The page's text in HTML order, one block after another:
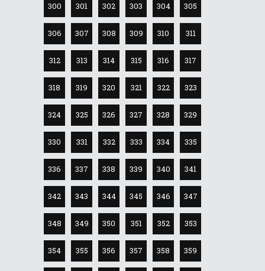
300 301 302 303 304 305
306 307 308 309 310 311
312 313 314 315 316 317
318 319 320 321 322 323
324 325 326 327 328 329
330 331 332 333 334 335
336 337 338 339 340 341
342 343 344 345 346 347
348 349 350 351 352 353
354 355 356 357 358 359